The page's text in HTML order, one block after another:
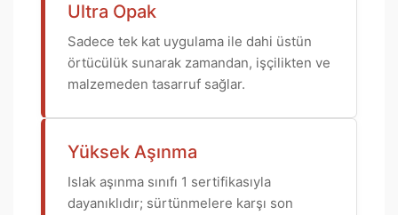
Ultra Opak
Sadece tek kat uygulama ile dahi üstün
örtücülük sunarak zamandan, işçilikten ve
malzemeden tasarruf sağlar.
Yüksek Aşınma
Islak aşınma sınıfı 1 sertifikasıyla
dayanıklıdır; sürtünmelere karşı son